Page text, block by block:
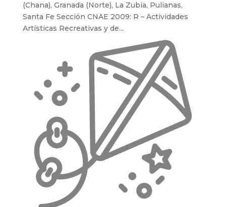
(Chana), Granada (Norte), La Zubia, Pulianas,
Santa Fe Sección CNAE 2009: R – Actividades
Artísticas Recreativas y de...